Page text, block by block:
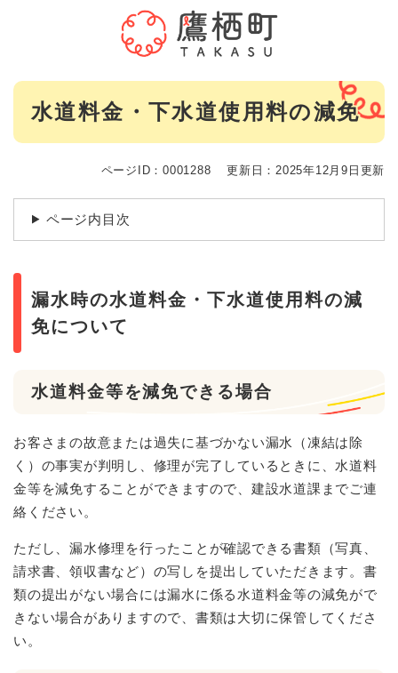
メニューを飛ばして本文へ
本
水道料金・下水道使用料の減免
ページID：0001288 更新日：2025年12月9日更新
ページ内目次
漏水時の水道料金・下水道使用料の減
免について
水道料金等を減免できる場合
お客さまの故意または過失に基づかない漏水（凍結は除
く）の事実が判明し、修理が完了しているときに、水道料
金等を減免することができますので、建設水道課までご連
絡ください。
ただし、漏水修理を行ったことが確認できる書類（写真、
請求書、領収書など）の写しを提出していただきます。書
類の提出がない場合には漏水に係る水道料金等の減免がで
きない場合がありますので、書類は大切に保管してくださ
い。